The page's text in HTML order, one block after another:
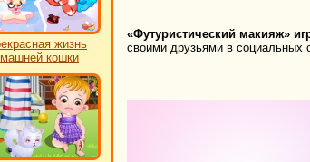
жизнь
кошки
«Футуристический макияж»
своими друзьями в социальных